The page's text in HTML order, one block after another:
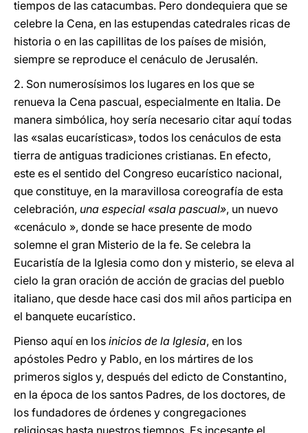
tiempos de las catacumbas. Pero dondequiera que se
celebre la Cena, en las estupendas catedrales ricas de
historia o en las capillitas de los países de misión,
siempre se reproduce el cenáculo de Jerusalén.
2. Son numerosísimos los lugares en los que se
renueva la Cena pascual, especialmente en Italia. De
manera simbólica, hoy sería necesario citar aquí todas
las «salas eucarísticas», todos los cenáculos de esta
tierra de antiguas tradiciones cristianas. En efecto,
este es el sentido del Congreso eucarístico nacional,
que constituye, en la maravillosa coreografía de esta
celebración, una especial «sala pascual», un nuevo
«cenáculo », donde se hace presente de modo
solemne el gran Misterio de la fe. Se celebra la
Eucaristía de la Iglesia como don y misterio, se eleva al
cielo la gran oración de acción de gracias del pueblo
italiano, que desde hace casi dos mil años participa en
el banquete eucarístico.
Pienso aquí en los inicios de la Iglesia, en los
apóstoles Pedro y Pablo, en los mártires de los
primeros siglos y, después del edicto de Constantino,
en la época de los santos Padres, de los doctores, de
los fundadores de órdenes y congregaciones
religiosas hasta nuestros tiempos. Es incesante el